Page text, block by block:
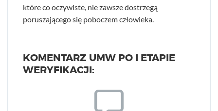
które co oczywiste, nie zawsze dostrzegą
poruszającego się poboczem człowieka.
KOMENTARZ UMW PO I ETAPIE
WERYFIKACJI: